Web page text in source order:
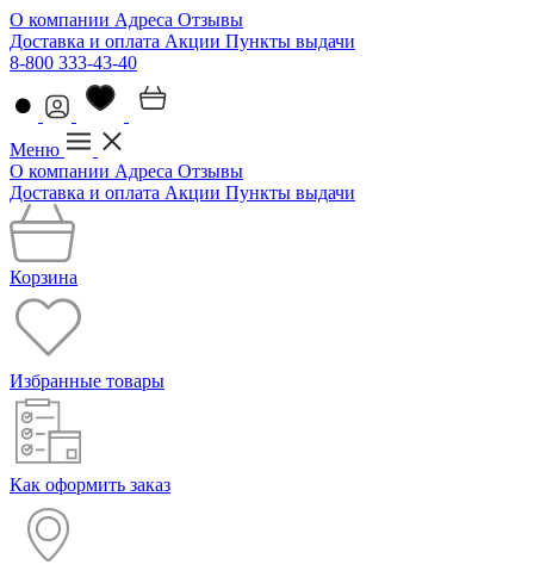
О компании Адреса Отзывы
Доставка и оплата Акции Пункты выдачи
8-800 333-43-40
Меню
О компании Адреса Отзывы
Доставка и оплата Акции Пункты выдачи
Корзина
Избранные товары
Как оформить заказ